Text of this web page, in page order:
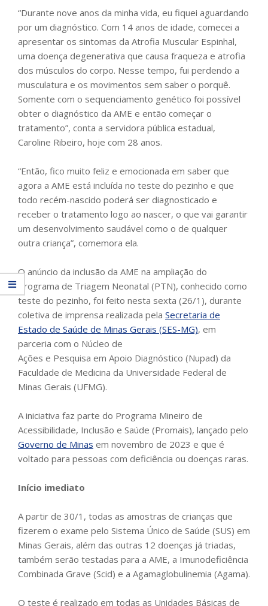
“Durante nove anos da minha vida, eu fiquei aguardando
por um diagnóstico. Com 14 anos de idade, comecei a
apresentar os sintomas da Atrofia Muscular Espinhal,
uma doença degenerativa que causa fraqueza e atrofia
dos músculos do corpo. Nesse tempo, fui perdendo a
musculatura e os movimentos sem saber o porquê.
Somente com o sequenciamento genético foi possível
obter o diagnóstico da AME e então começar o
tratamento”, conta a servidora pública estadual,
Caroline Ribeiro, hoje com 28 anos.
“Então, fico muito feliz e emocionada em saber que
agora a AME está incluída no teste do pezinho e que
todo recém-nascido poderá ser diagnosticado e
receber o tratamento logo ao nascer, o que vai garantir
um desenvolvimento saudável como o de qualquer
outra criança”, comemora ela.
O anúncio da inclusão da AME na ampliação do
Programa de Triagem Neonatal (PTN), conhecido como
teste do pezinho, foi feito nesta sexta (26/1), durante
coletiva de imprensa realizada pela Secretaria de
Estado de Saúde de Minas Gerais (SES-MG), em
parceria com o Núcleo de
Ações e Pesquisa em Apoio Diagnóstico (Nupad) da
Faculdade de Medicina da Universidade Federal de
Minas Gerais (UFMG).
A iniciativa faz parte do Programa Mineiro de
Acessibilidade, Inclusão e Saúde (Promais), lançado pelo
Governo de Minas em novembro de 2023 e que é
voltado para pessoas com deficiência ou doenças raras.
Início imediato
A partir de 30/1, todas as amostras de crianças que
fizerem o exame pelo Sistema Único de Saúde (SUS) em
Minas Gerais, além das outras 12 doenças já triadas,
também serão testadas para a AME, a Imunodeficiência
Combinada Grave (Scid) e a Agamaglobulinemia (Agama).
O teste é realizado em todas as Unidades Básicas de